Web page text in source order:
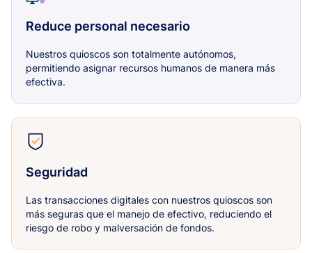
Reduce personal necesario
Nuestros quioscos son totalmente autónomos,
permitiendo asignar recursos humanos de manera más
efectiva.
Seguridad
Las transacciones digitales con nuestros quioscos son
más seguras que el manejo de efectivo, reduciendo el
riesgo de robo y malversación de fondos.